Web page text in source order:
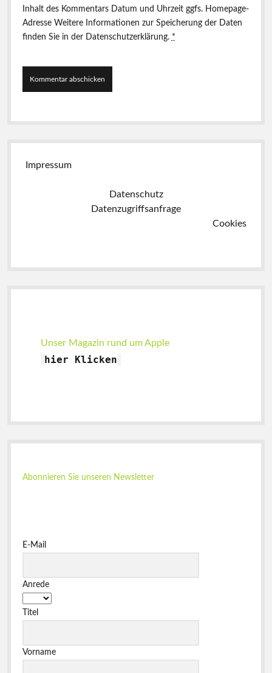
Inhalt des Kommentars Datum und Uhrzeit ggfs. Homepage-
Adresse Weitere Informationen zur Speicherung der Daten
finden Sie in der Datenschutzerklärung. *
Impressum
Datenschutz
Datenzugriffsanfrage
Cookies
Unser Magazin rund um Apple
hier Klicken
Abonnieren Sie unseren Newsletter
E-Mail
Anrede
Titel
Vorname